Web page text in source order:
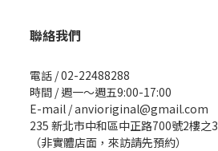
聯絡我們
電話 / 02-22488288
時間 / 週一～週五9:00-17:00
E-mail / anvioriginal@gmail.com
235 新北市中和區中正路700號2樓之3
（非實體店面，來訪請先預約）